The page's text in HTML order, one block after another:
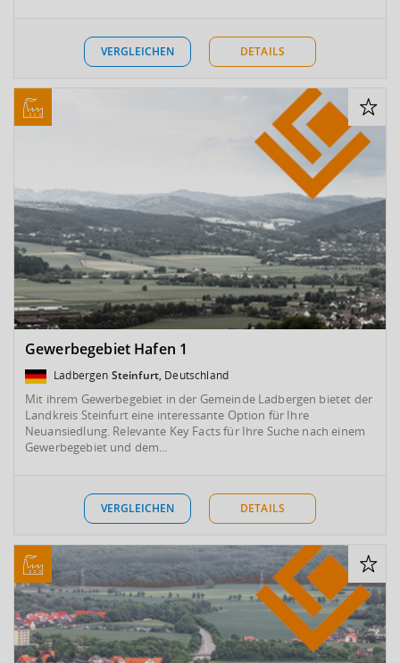
VERGLEICHEN DETAILS
Gewerbegebiet Hafen 1
Ladbergen Steinfurt, Deutschland
Mit ihrem Gewerbegebiet in der Gemeinde Ladbergen bietet der
Landkreis Steinfurt eine interessante Option für Ihre
Neuansiedlung. Relevante Key Facts für Ihre Suche nach einem
Gewerbegebiet und dem...
VERGLEICHEN DETAILS